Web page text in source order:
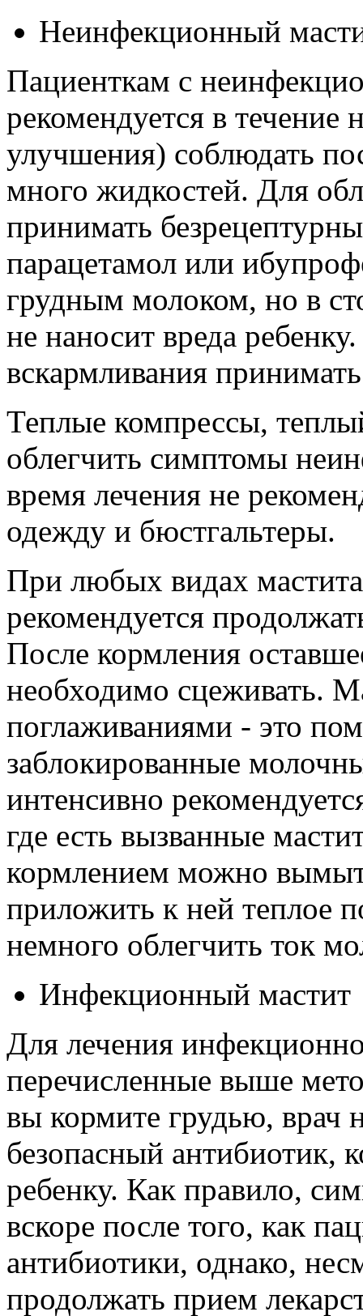
Неинфекционный
Пациенткам с
рекомендуется в течение
улучшения) соблюдать
много жидкостей. Для
принимать
парацетамол или
грудным молоком, но в
не наносит вреда
вскармливания
Теплые компрессы,
облегчить симптомы
время лечения не
одежду и бюстгальтеры.
При любых видах
рекомендуется
После кормления
необходимо сцеживать.
поглаживаниями - это
заблокированные
интенсивно
где есть вызванные
кормлением можно
приложить к ней теплое
немного облегчить ток
Инфекционный мастит
Для лечения
перечисленные выше
вы кормите грудью, врач
безопасный антибиотик,
ребенку. Как правило,
вскоре после того, как
антибиотики, однако,
продолжать прием